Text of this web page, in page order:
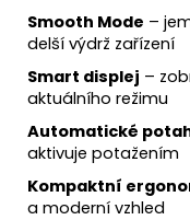
Smooth Mode –
delší výdrž zařízení
Smart displej –
aktuálního režimu
Automatické
aktivuje potažením
Kompaktní
a moderní vzhled